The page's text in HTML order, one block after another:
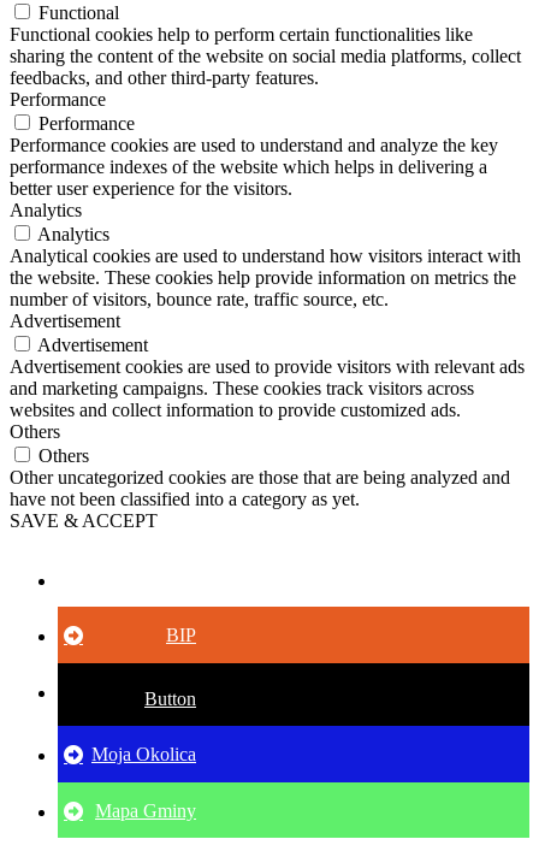
Functional
Functional cookies help to perform certain functionalities like
sharing the content of the website on social media platforms, collect
feedbacks, and other third-party features.
Performance
Performance
Performance cookies are used to understand and analyze the key
performance indexes of the website which helps in delivering a
better user experience for the visitors.
Analytics
Analytics
Analytical cookies are used to understand how visitors interact with
the website. These cookies help provide information on metrics the
number of visitors, bounce rate, traffic source, etc.
Advertisement
Advertisement
Advertisement cookies are used to provide visitors with relevant ads
and marketing campaigns. These cookies track visitors across
websites and collect information to provide customized ads.
Others
Others
Other uncategorized cookies are those that are being analyzed and
have not been classified into a category as yet.
SAVE & ACCEPT
BIP
Button
Moja Okolica
Mapa Gminy